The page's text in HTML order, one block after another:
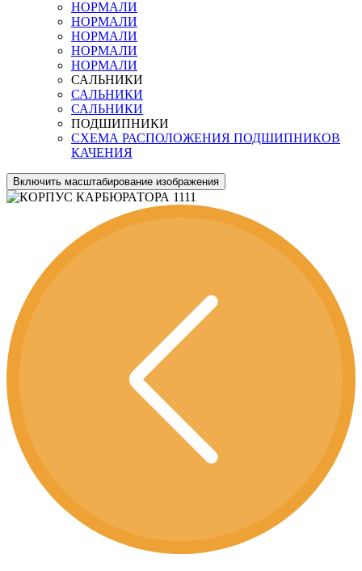
НОРМАЛИ
НОРМАЛИ
НОРМАЛИ
НОРМАЛИ
НОРМАЛИ
САЛЬНИКИ
САЛЬНИКИ
САЛЬНИКИ
ПОДШИПНИКИ
СХЕМА РАСПОЛОЖЕНИЯ ПОДШИПНИКОВ
КАЧЕНИЯ
Включить масштабирование изображения